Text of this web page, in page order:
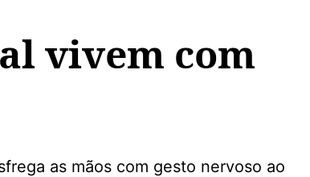
vivem com
as mãos com gesto nervoso ao